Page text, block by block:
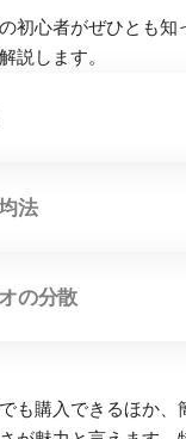
初心者がぜひとも知
説します。
法
の分散
も購入できるほか、